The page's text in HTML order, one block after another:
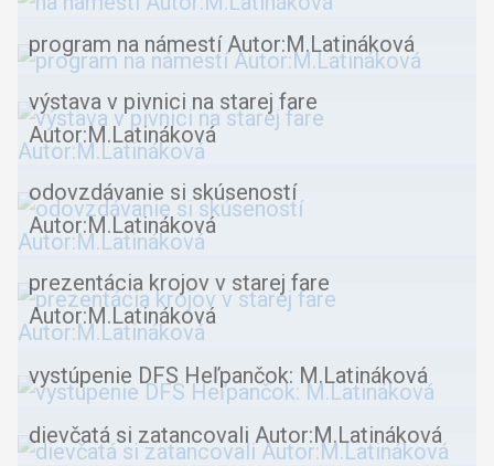
program na námestí Autor:M.Latináková
výstava v pivnici na starej fare
Autor:M.Latináková
odovzdávanie si skúseností
Autor:M.Latináková
prezentácia krojov v starej fare
Autor:M.Latináková
vystúpenie DFS Heľpančok: M.Latináková
dievčatá si zatancovali Autor:M.Latináková